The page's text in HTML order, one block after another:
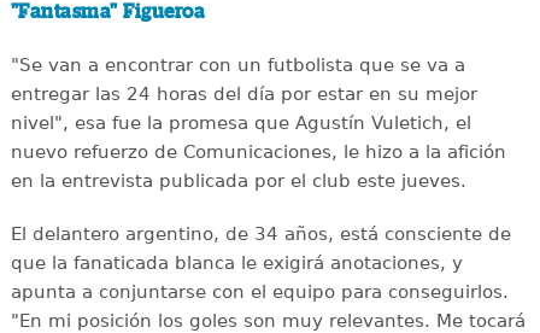
"Fantasma" Figueroa
"Se van a encontrar con un futbolista que se va a
entregar las 24 horas del día por estar en su mejor
nivel", esa fue la promesa que Agustín Vuletich, el
nuevo refuerzo de Comunicaciones, le hizo a la afición
en la entrevista publicada por el club este jueves.
El delantero argentino, de 34 años, está consciente de
que la fanaticada blanca le exigirá anotaciones, y
apunta a conjuntarse con el equipo para conseguirlos.
"En mi posición los goles son muy relevantes. Me tocará